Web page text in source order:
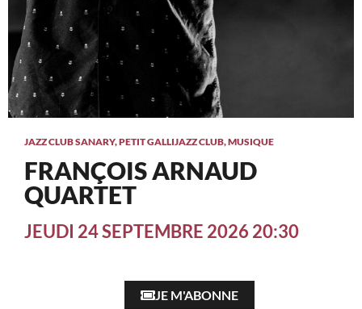
JAZZ CLUB SANARY,PETIT GALLIJAZZ CLUB,MUSIQUE
FRANÇOIS ARNAUD
QUARTET
JEUDI 24 SEPTEMBRE 2026 20:30
JE M'ABONNE